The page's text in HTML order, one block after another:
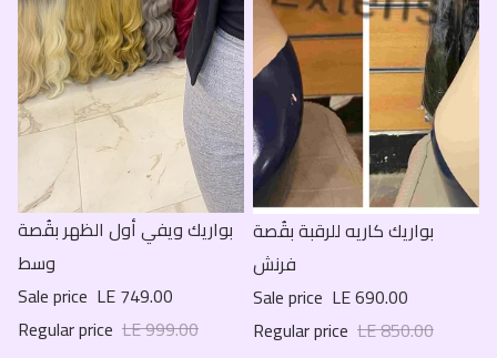
Sale
بواريك ويفي أول الظهر بقُصة
وسط
Sale price LE 749.00
Regular price LE 999.00
Sale
بواريك كاريه للرقبة بقُصة
فرنش
Sale price LE 690.00
Regular price LE 850.00